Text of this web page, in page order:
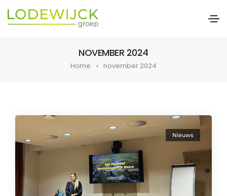
NOVEMBER 2024
Home november 2024
Nieuws